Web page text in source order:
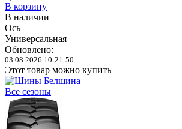
В корзину
В наличии
Ось
Универсальная
Обновлено:
03.08.2026 10:21:50
Этот товар можно купить
Все сезоны